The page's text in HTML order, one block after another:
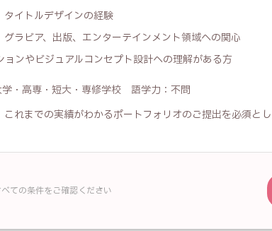
タイトルデザインの経験
グラビア、出版、エンターテインメント領域への関心
ョンやビジュアルコンセプト設計への理解がある方
学・高専・短大・専修学校 語学力：不問
れまでの実績がわかるポートフォリオのご提出を必須と
ての条件をご確認ください